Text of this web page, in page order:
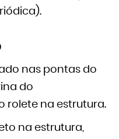
nas pontas do
do
rolete na estrutura.
na estrutura,